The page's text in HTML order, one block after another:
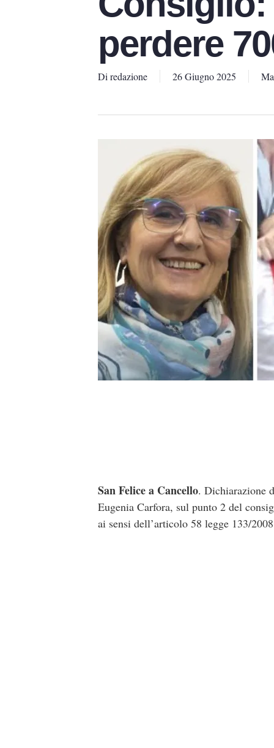
perdere
Di redazione 26 Giugno 2025
San Felice a Cancello. Dichiarazione
Eugenia Carfora, sul punto 2 del
ai sensi dell’articolo 58 legge 133/